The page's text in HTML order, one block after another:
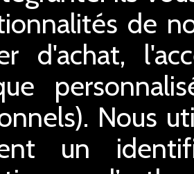
de
d'achat,
Nous
un